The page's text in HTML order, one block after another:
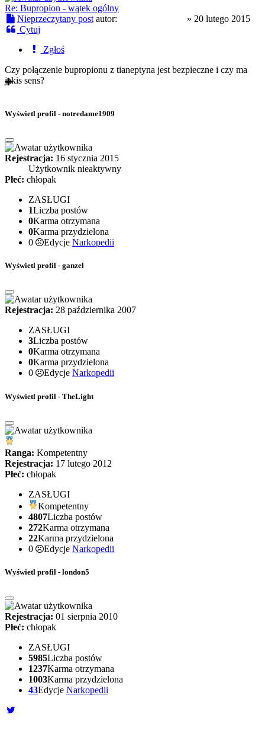
Re: Bupropion - wątek ogólny
Nieprzeczytany post autor: » 20 lutego 2015
Cytuj
Zgłoś
Czy połączenie bupropionu z tianeptyna jest bezpieczne i czy ma
jakis sens?
Wyświetl profil - notredame1909
Rejestracja: 16 stycznia 2015
Użytkownik nieaktywny
Płeć: chłopak
ZASŁUGI
1Liczba postów
0Karma otrzymana
0Karma przydzielona
0
Edycje Narkopedii
Wyświetl profil - ganzel
Rejestracja: 28 października 2007
ZASŁUGI
3Liczba postów
0Karma otrzymana
0Karma przydzielona
0
Edycje Narkopedii
Wyświetl profil - TheLight
Ranga: Kompetentny
Rejestracja: 17 lutego 2012
Płeć: chłopak
ZASŁUGI
Kompetentny
4807Liczba postów
272Karma otrzymana
22Karma przydzielona
0
Edycje Narkopedii
Wyświetl profil - london5
Rejestracja: 01 sierpnia 2010
Płeć: chłopak
ZASŁUGI
5985Liczba postów
1237Karma otrzymana
1003Karma przydzielona
43Edycje Narkopedii